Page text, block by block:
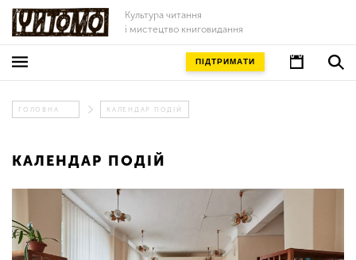
Культура читання
і мистецтво книговидання
ПІДТРИМАТИ
ГОЛОВНА КАЛЕНДАР ПОДІЙ
КАЛЕНДАР ПОДІЙ